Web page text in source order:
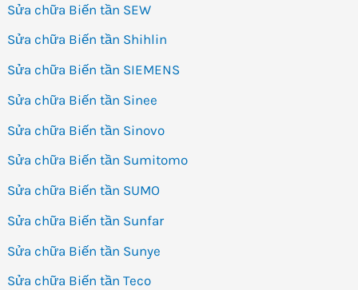
Sửa chữa Biến tần SEW
Sửa chữa Biến tần Shihlin
Sửa chữa Biến tần SIEMENS
Sửa chữa Biến tần Sinee
Sửa chữa Biến tần Sinovo
Sửa chữa Biến tần Sumitomo
Sửa chữa Biến tần SUMO
Sửa chữa Biến tần Sunfar
Sửa chữa Biến tần Sunye
Sửa chữa Biến tần Teco